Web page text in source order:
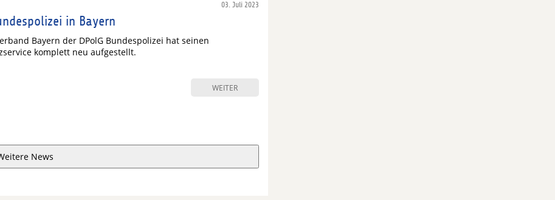
03. Juli 2023
in Bayern
Bayern der DPolG Bundespolizei hat seinen
komplett neu aufgestellt.
WEITER
News